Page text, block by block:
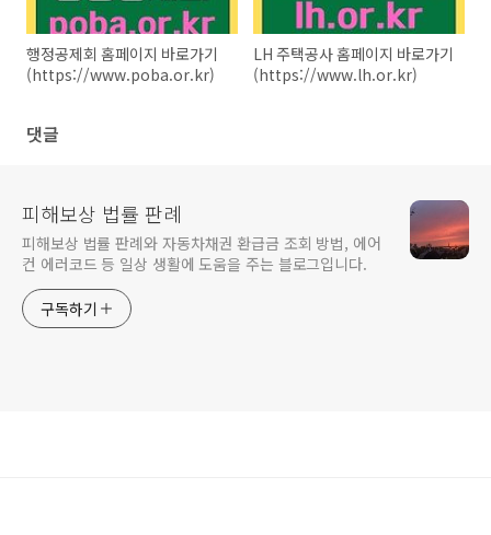
행정공제회 홈페이지 바로가기
(https://www.poba.or.kr)
LH 주택공사 홈페이지 바로가기
(https://www.lh.or.kr)
댓글
피해보상 법률 판례
피해보상 법률 판례와 자동차채권 환급금 조회 방법, 에어
컨 에러코드 등 일상 생활에 도움을 주는 블로그입니다.
구독하기